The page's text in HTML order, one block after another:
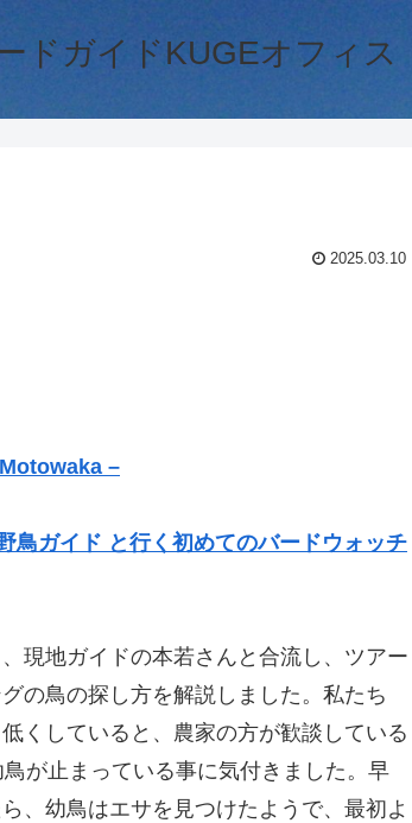
ドガイドKUGEオフィス
2025.03.10
–
鳥ガイド と行く初めてのバードウォッチ
現地ガイドの本若さんと合流し、ツアー
の鳥の探し方を解説しました。私たち
くしていると、農家の方が歓談している
が止まっている事に気付きました。早
、幼鳥はエサを見つけたようで、最初よ